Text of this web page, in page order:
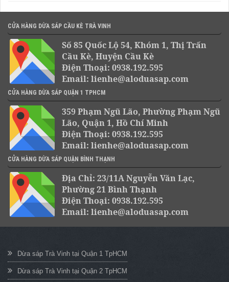
CỬA HÀNG DỪA SÁP CẦU KÈ TRÀ VINH
Số 85 Quốc Lộ 54, Khóm 1, Thị Trấn
Cầu Kè, Huyện Cầu Kè
Điện Thoại: 0938.192.595
Email: lienhe@aloduasap.com
CỬA HÀNG DỪA SÁP QUẬN 1 TPHCM
359 Phạm Ngũ Lão, Phường Phạm Ngũ
Lão, Quận 1, Hồ Chí Minh
Điện Thoại: 0938.192.595
Email: lienhe@aloduasap.com
CỬA HÀNG DỪA SÁP QUẬN BÌNH THẠNH
Địa Chỉ: 23/11A Nguyễn Văn Lạc,
Phường 21 Bình Thạnh
Điện Thoại: 0938.192.595
Email: lienhe@aloduasap.com
Dừa sáp Trà Vinh tại Quận 1 TpHCM
Dừa sáp Trà Vinh tại Quận 2 TpHCM